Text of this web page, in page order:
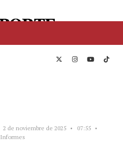
2 de noviembre de 2025 • 07:55
•
Informes